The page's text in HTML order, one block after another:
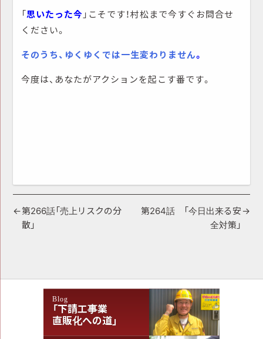
「思いたった今 」こそです！村松まで今すぐお問合せ
ください。
そのうち、ゆくゆくでは一生変わりません。
今度は、あなたがアクションを起こす番です。
投
稿
ゲ
第264話 「今日出来る安
全対策」
第266話「売上リスクの分
散」
Blog
「下請工事業
直販化への道」